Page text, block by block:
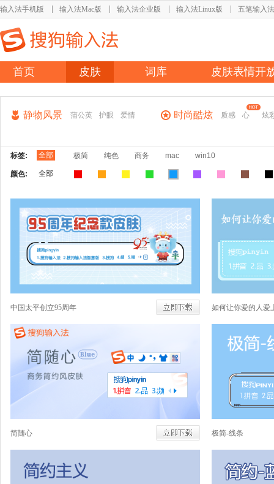
输入法手机版 输入法Mac版 输入法企业版 输入法Linux版 五笔输入法
首页 皮肤 词库 皮肤表情开
静物风景 蒲公英 护眼 爱情 时尚酷炫 质感 心 炫
标签: 全部 极简 纯色 商务 mac win10
颜色: 全部
中国太平创立95周年 如何让你爱的人爱
简随心 极简-线条